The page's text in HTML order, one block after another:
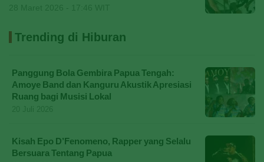
Trending di Hiburan
Panggung Bola Gembira Papua Tengah:
Amoye Band dan Kanguru Akustik Apresiasi
Ruang bagi Musisi Lokal
Kisah Epo D’Fenomeno, Rapper yang Selalu
Bersuara Tentang Papua